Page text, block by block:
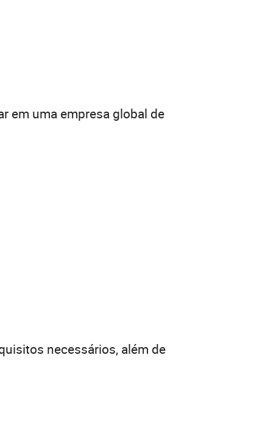
em uma empresa global de
necessários, além de